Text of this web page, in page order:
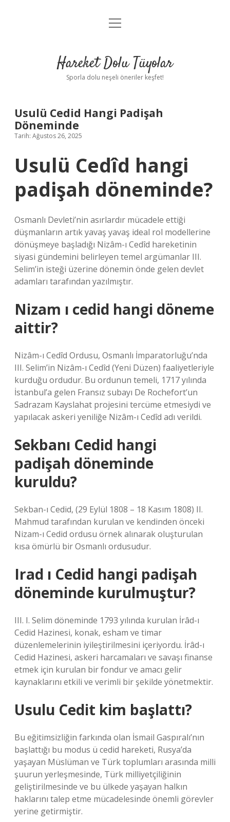
Anasayfa
Yasal Uyarı
menüyü
Hareket Dolu Tüyolar
Sporla dolu neşeli öneriler keşfet!
Usulü Cedid Hangi Padişah
Döneminde
Tarih: Ağustos 26, 2025
Usulü Cedîd hangi
padişah döneminde?
Osmanlı Devleti’nin asırlardır mücadele ettiği
düşmanların artık yavaş yavaş ideal rol modellerine
dönüşmeye başladığı Nizâm-ı Cedîd hareketinin
siyasi gündemini belirleyen temel argümanlar III.
Selim’in isteği üzerine dönemin önde gelen devlet
adamları tarafından yazılmıştır.
Nizam ı cedid hangi döneme
aittir?
Nizâm-ı Cedîd Ordusu, Osmanlı İmparatorluğu’nda
III. Selim’in Nizâm-ı Cedîd (Yeni Düzen) faaliyetleriyle
kurduğu ordudur. Bu ordunun temeli, 1717 yılında
İstanbul’a gelen Fransız subayı De Rochefort’un
Sadrazam Kayslahat projesini tercüme etmesiydi ve
yapılacak askeri yeniliğe Nizâm-ı Cedîd adı verildi.
Sekbanı Cedid hangi
padişah döneminde
kuruldu?
Sekban-ı Cedid, (29 Eylül 1808 – 18 Kasım 1808) II.
Mahmud tarafından kurulan ve kendinden önceki
Nizam-ı Cedid ordusu örnek alınarak oluşturulan
kısa ömürlü bir Osmanlı ordusudur.
Irad ı Cedid hangi padişah
döneminde kurulmuştur?
III. I. Selim döneminde 1793 yılında kurulan İrâd-ı
Cedid Hazinesi, konak, esham ve timar
düzenlemelerinin iyileştirilmesini içeriyordu. İrâd-ı
Cedid Hazinesi, askeri harcamaları ve savaşı finanse
etmek için kurulan bir fondur ve amacı gelir
kaynaklarını etkili ve verimli bir şekilde yönetmektir.
Usulu Cedit kim başlattı?
Bu eğitimsizliğin farkında olan İsmail Gaspıralı’nın
başlattığı bu modus ü cedid hareketi, Rusya’da
yaşayan Müslüman ve Türk toplumları arasında milli
şuurun yerleşmesinde, Türk milliyetçiliğinin
geliştirilmesinde ve bu ülkede yaşayan halkın
haklarını talep etme mücadelesinde önemli görevler
yerine getirmiştir.